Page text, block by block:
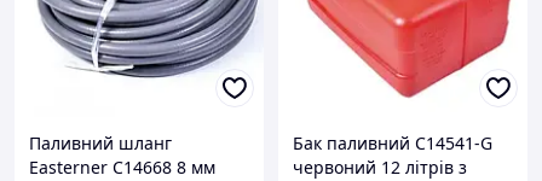
Паливний шланг
Easterner C14668 8 мм
Бак паливний C14541-G
червоний 12 літрів з